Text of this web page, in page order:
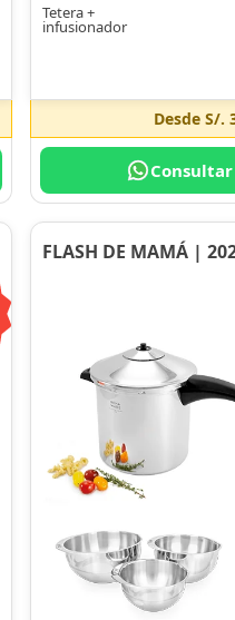
Tetera +
infusionador
DesdeS/.
FLASH DE MAMÁ |